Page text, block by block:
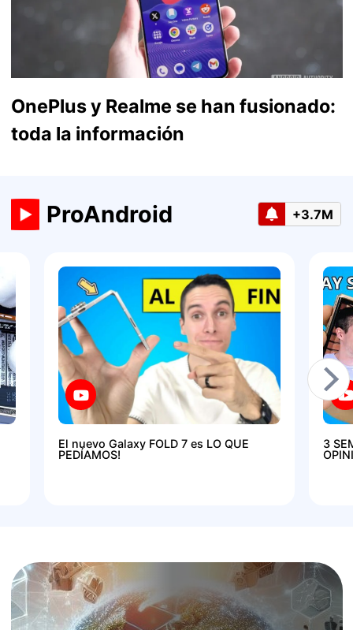
OnePlus y Realme se han fusionado:
toda la información
ProAndroid +3.7M
El nuevo Galaxy FOLD 7 es LO QUE
PEDÍAMOS!
3